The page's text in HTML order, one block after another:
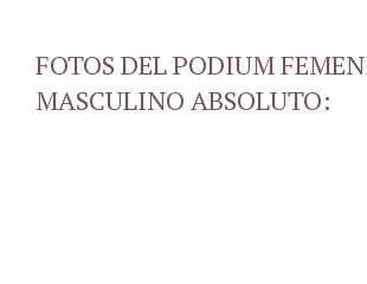
FOTOS DEL PODIUM
MASCULINO ABSOLUTO: